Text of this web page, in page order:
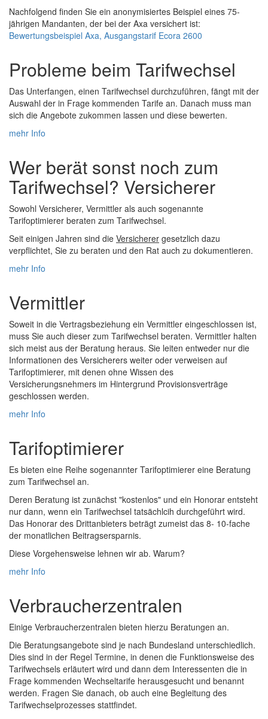
Nachfolgend finden Sie ein anonymisiertes Beispiel eines 75-
jährigen Mandanten, der bei der Axa versichert ist:
Bewertungsbeispiel Axa, Ausgangstarif Ecora 2600
Probleme beim Tarifwechsel
Das Unterfangen, einen Tarifwechsel durchzuführen, fängt mit der
Auswahl der in Frage kommenden Tarife an. Danach muss man
sich die Angebote zukommen lassen und diese bewerten.
mehr Info
Wer berät sonst noch zum
Tarifwechsel? Versicherer
Sowohl Versicherer, Vermittler als auch sogenannte
Tarifoptimierer beraten zum Tarifwechsel.
Seit einigen Jahren sind die Versicherer gesetzlich dazu
verpflichtet, Sie zu beraten und den Rat auch zu dokumentieren.
mehr Info
Vermittler
Soweit in die Vertragsbeziehung ein Vermittler eingeschlossen ist,
muss Sie auch dieser zum Tarifwechsel beraten. Vermittler halten
sich meist aus der Beratung heraus. Sie leiten entweder nur die
Informationen des Versicherers weiter oder verweisen auf
Tarifoptimierer, mit denen ohne Wissen des
Versicherungsnehmers im Hintergrund Provisionsverträge
geschlossen werden.
mehr Info
Tarifoptimierer
Es bieten eine Reihe sogenannter Tarifoptimierer eine Beratung
zum Tarifwechsel an.
Deren Beratung ist zunächst "kostenlos" und ein Honorar entsteht
nur dann, wenn ein Tarifwechsel tatsächlcih durchgeführt wird.
Das Honorar des Drittanbieters beträgt zumeist das 8- 10-fache
der monatlichen Beitragsersparnis.
Diese Vorgehensweise lehnen wir ab. Warum?
mehr Info
Verbraucherzentralen
Einige Verbraucherzentralen bieten hierzu Beratungen an.
Die Beratungsangebote sind je nach Bundesland unterschiedlich.
Dies sind in der Regel Termine, in denen die Funktionsweise des
Tarifwechsels erläutert wird und dann dem Interessenten die in
Frage kommenden Wechseltarife herausgesucht und benannt
werden. Fragen Sie danach, ob auch eine Begleitung des
Tarifwechselprozesses stattfindet.